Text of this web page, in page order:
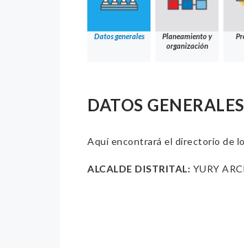
Datos generales
Planeamiento y
organización
DATOS GENERALES
Aquí encontrará el directorio de
ALCALDE DISTRITAL: YURY